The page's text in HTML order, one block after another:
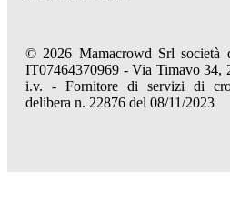
© 2026 Mamacrowd Srl società
IT07464370969 - Via Timavo 34,
i.v. - Fornitore di servizi di
delibera n. 22876 del 08/11/2023